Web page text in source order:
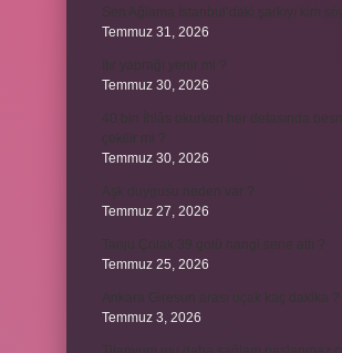
Sen Ağlama İstanbul’daki şarkıyı kim
Temmuz 31, 2026
Itır yaprağı yenir mi ?
Temmuz 30, 2026
40 bin İhlâs okurken her defasında
Temmuz 30, 2026
Temmuz 27, 2026
Temmuz 25, 2026
Temmuz 3, 2026